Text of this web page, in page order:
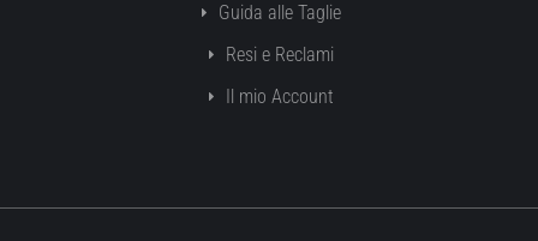
Guida alle Taglie
Resi e Reclami
Il mio Account